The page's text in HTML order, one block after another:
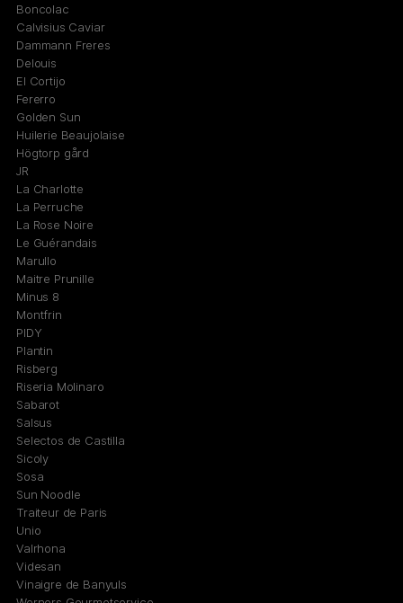
Boncolac
Calvisius Caviar
Dammann Freres
Delouis
El Cortijo
Fererro
Golden Sun
Huilerie Beaujolaise
Högtorp gård
JR
La Charlotte
La Perruche
La Rose Noire
Le Guérandais
Marullo
Maitre Prunille
Minus 8
Montfrin
PIDY
Plantin
Risberg
Riseria Molinaro
Sabarot
Salsus
Selectos de Castilla
Sicoly
Sosa
Sun Noodle
Traiteur de Paris
Unio
Valrhona
Videsan
Vinaigre de Banyuls